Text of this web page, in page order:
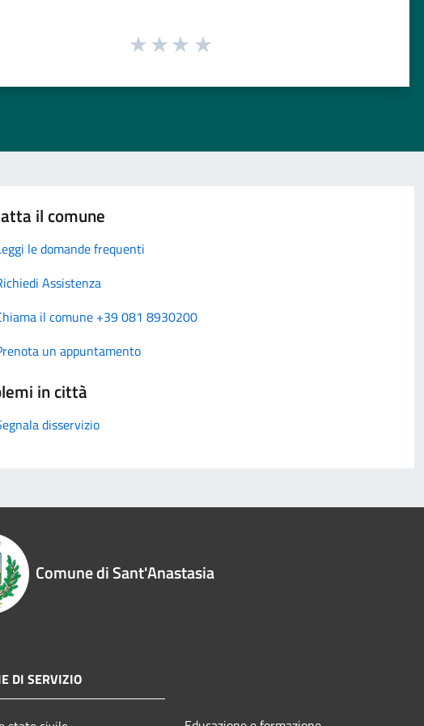
il comune
le domande frequenti
Assistenza
il comune +39 081 8930200
un appuntamento
in città
disservizio
Comune di Sant'Anastasia
DI SERVIZIO